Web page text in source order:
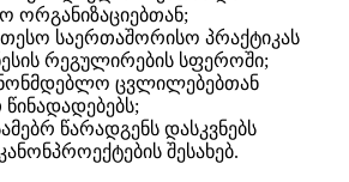
ორგანიზაციებთან;
საერთაშორისო პრაქტიკას
რეგულირების სფეროში;
ცვლილებებთან
წარადგენს დასკვნებს
შესახებ.